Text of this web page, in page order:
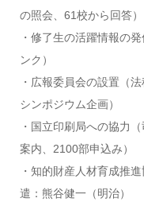
の照会、61校から回答）
・修了生の活躍情報の
ンク）
・広報委員会の設置（
シンポジウム企画）
・国立印刷局への協力
案内、2100部申込み）
・知的財産人材育成推
遣：熊谷健一（明治）